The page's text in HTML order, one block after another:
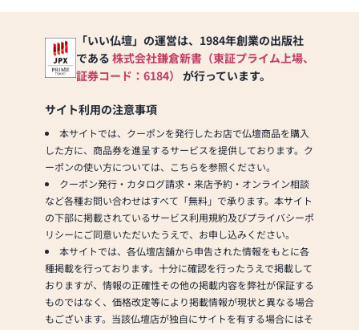
「いい仏壇」の運営は、1984年創業の出版社
である 株式会社鎌倉新書（東証プライム上場、
証券コード：6184） が行っています。
サイト利用の注意事項
本サイトでは、クーポンを発行したお店で仏壇商品を購入
した方に、商品券を進呈するサービスを提供しております。ク
ーポンの使い方については、こちらを参照ください。
クーポン発行・カタログ請求・来店予約・オンライン相談
など各種お問い合わせはすべて「無料」で承ります。本サイト
の下部に掲載されているサービス利用規約及びプライバシーポ
リシーにご同意いただいたうえで、お申し込みください。
本サイトでは、各仏壇店舗から申告された情報をもとに各
種掲載を行っております。十分に確認を行ったうえで掲載して
おりますが、情報の正確性その他の掲載内容を弊社が保証する
ものではなく、価格改定等により掲載情報が現状と異なる場合
もございます。当該仏壇店が独自にサイトを有する場合にはそ